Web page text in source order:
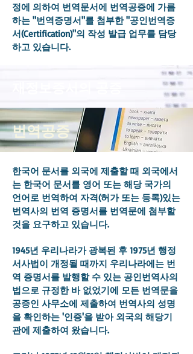
정에 의하여 번역문서에 번역공증에 가름
하는 "번역증명서"를 첨부한 "공인번역증
서(Certification)"의 작성 발급 업무를 담당
하고 있습니다.
번역공증
한국어 문서를 외국에 제출할 때 외국에서
는 한국어 문서를 영어 또는 해당 국가의
언어로 번역하여 자격(허가 또는 등록)있는
번역사의 번역 증명서를 번역문에 첨부할
것을 요구하고 있습니다.
1945년 우리나라가 광복된 후 1975년 행정
서사법이 개정될 때까지 우리나라에는 번
역 증명서를 발행할 수 있는 공인번역사의
법으로 규정한 바 없었기에 모든 번역문을
공증인 사무소에 제출하여 번역사의 성명
을 확인하는 '인증'을 받아 외국의 해당기
관에 제출하여 왔습니다.